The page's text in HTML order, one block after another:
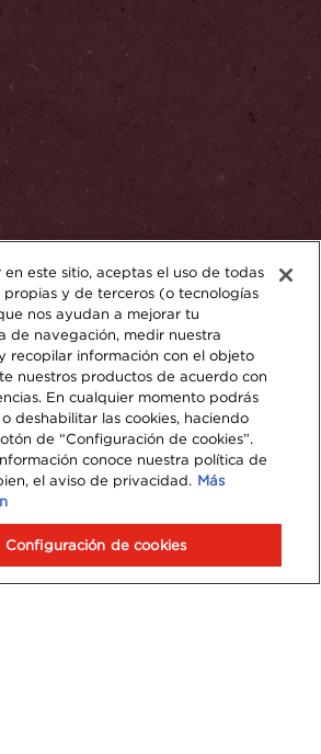
en este sitio, aceptas el uso de todas
propias y de terceros (o tecnologías
nos ayudan a mejorar tu
de navegación, medir nuestra
recopilar información con el objeto
nuestros productos de acuerdo con
En cualquier momento podrás
deshabilitar las cookies, haciendo
de “Configuración de cookies”.
conoce nuestra política de
el aviso de privacidad. Más
Configuración de cookies